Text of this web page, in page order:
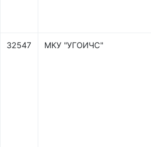
32547 МКУ "УГОИЧС"